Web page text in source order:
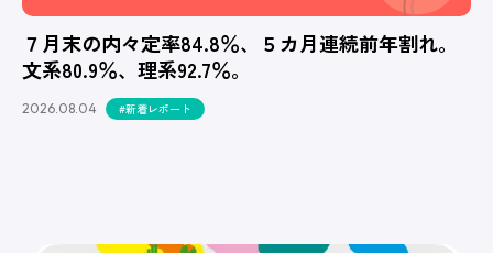
７月末の内々定率84.8％、５カ月連続前年割れ。
文系80.9％、理系92.7％。
2026.08.04 #新着レポート